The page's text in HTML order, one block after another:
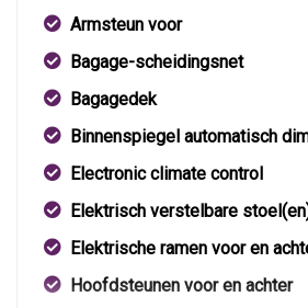
Armsteun voor
Bagage-scheidingsnet
Bagagedek
Binnenspiegel automatisch
Electronic climate control
Elektrisch verstelbare
Elektrische ramen voor en
Hoofdsteunen voor en achter